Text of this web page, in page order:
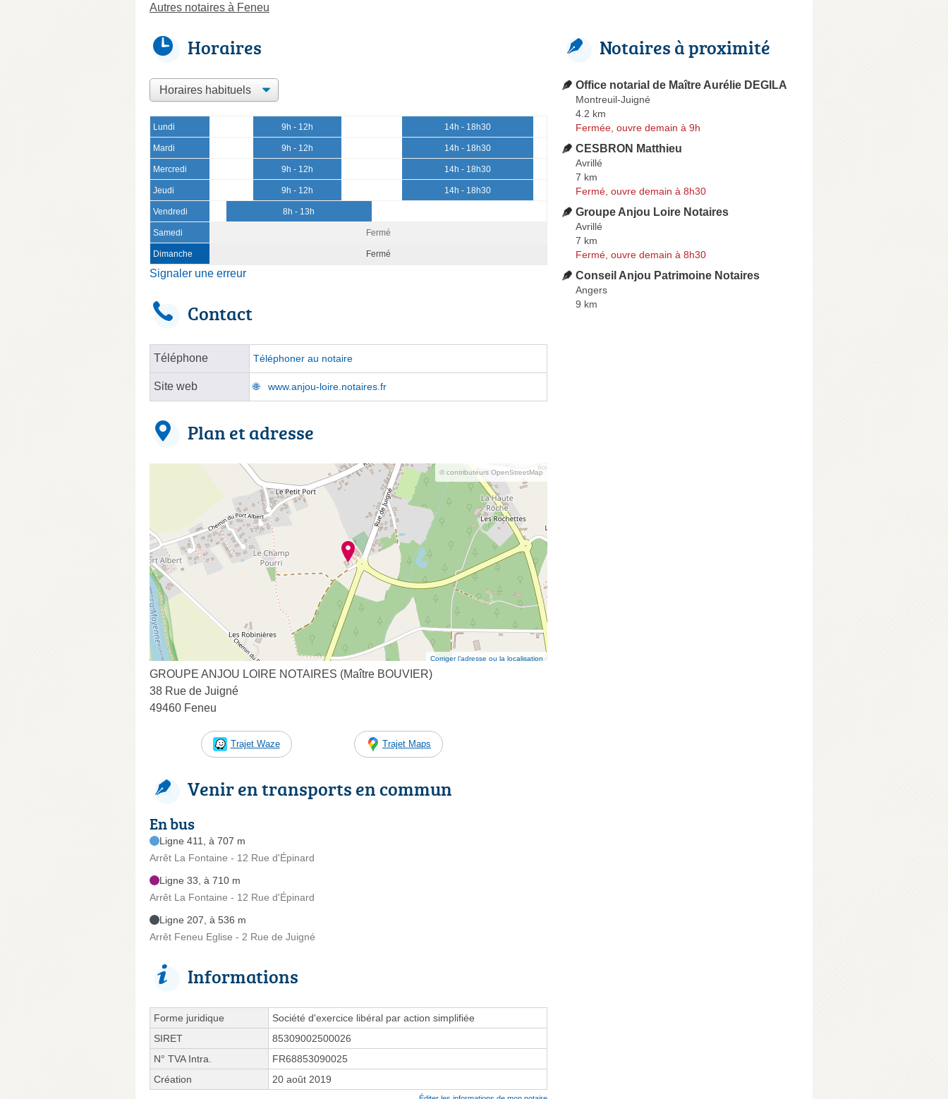
Autres notaires à Feneu
Horaires
Lundi 9h - 12h 14h - 18h30
Mardi 9h - 12h 14h - 18h30
Mercredi 9h - 12h 14h - 18h30
Jeudi 9h - 12h 14h - 18h30
Vendredi 8h - 13h
Samedi Fermé
Dimanche Fermé
Signaler une erreur
Contact
Téléphone Téléphoner au notaire
Site web www.anjou-loire.notaires.fr
Plan et adresse
© contributeurs OpenStreetMap
Corriger l’adresse ou la localisation
GROUPE ANJOU LOIRE NOTAIRES (Maître BOUVIER)
38 Rue de Juigné
49460 Feneu
Trajet Waze Trajet Maps
Venir en transports en commun
En bus
Ligne 411, à 707 m
Arrêt La Fontaine - 12 Rue d'Épinard
Ligne 33, à 710 m
Arrêt La Fontaine - 12 Rue d'Épinard
Ligne 207, à 536 m
Arrêt Feneu Eglise - 2 Rue de Juigné
Informations
Forme juridique
Société d'exercice libéral par action simplifiée
SIRET
85309002500026
N° TVA Intra.
FR68853090025
Création
20 août 2019
Notaires à proximité
Office notarial de Maître Aurélie DEGILA
Montreuil-Juigné
4.2 km
Fermée, ouvre demain à 9h
CESBRON Matthieu
Avrillé
7 km
Fermé, ouvre demain à 8h30
Groupe Anjou Loire Notaires
Avrillé
7 km
Fermé, ouvre demain à 8h30
Conseil Anjou Patrimoine Notaires
Angers
9 km